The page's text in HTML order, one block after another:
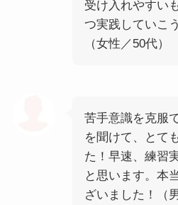
受け入れやすい
つ実践していこ
（女性／50代）
苦手意識を克服
を聞けて、とて
た！早速、練習
と思います。本
ざいました！（